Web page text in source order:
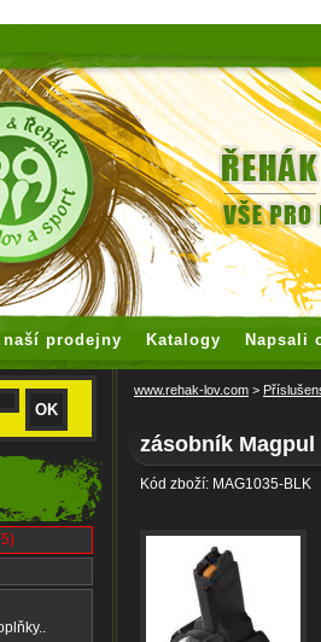
prodejny Katalogy Napsali
www.rehak-lov.com >
zásobník Magpul
Kód zboží: MAG1035-BLK